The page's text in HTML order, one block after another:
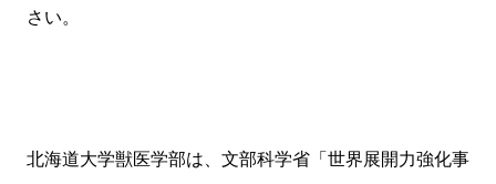
さい。
北海道大学獣医学部は、文部科学省「世界展開力強化事